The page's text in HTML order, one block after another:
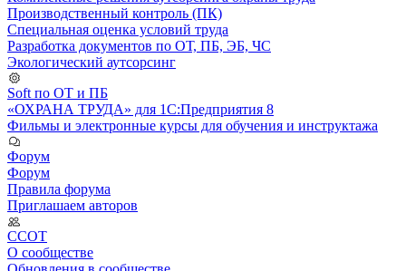
Производственный контроль (ПК)
Специальная оценка условий труда
Разработка документов по ОТ, ПБ, ЭБ, ЧС
Экологический аутсорсинг
Soft по ОТ и ПБ
«ОХРАНА ТРУДА» для 1С:Предприятия 8
Фильмы и электронные курсы для обучения и инструктажа
Форум
Форум
Правила форума
Приглашаем авторов
ССОТ
О сообществе